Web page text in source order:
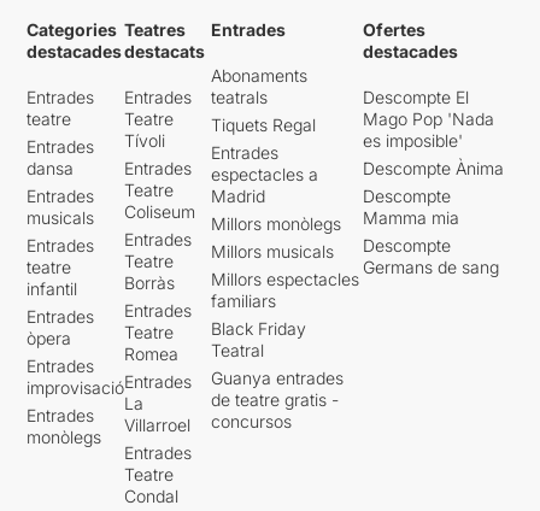
Categories
destacades
Entrades
teatre
Entrades
dansa
Entrades
musicals
Entrades
teatre
infantil
Entrades
òpera
Entrades
improvisació
Entrades
monòlegs
Teatres
destacats
Entrades
Teatre
Tívoli
Entrades
Teatre
Coliseum
Entrades
Teatre
Borràs
Entrades
Teatre
Romea
Entrades
La
Villarroel
Entrades
Teatre
Condal
Entrades
Abonaments
teatrals
Tiquets Regal
Entrades
espectacles a
Madrid
Millors monòlegs
Millors musicals
Millors espectacles
familiars
Black Friday
Teatral
Guanya entrades
de teatre gratis -
concursos
Ofertes
destacades
Descompte El
Mago Pop 'Nada
es imposible'
Descompte Ànima
Descompte
Mamma mia
Descompte
Germans de sang